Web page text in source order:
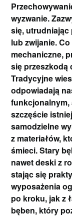
wyzwanie.
się, utrudniając
lub zwijanie.
mechaniczne,
się przeszkodą
Tradycyjne
odpowiadają
funkcjonalnym,
szczęście
samodzielne
z materiałów,
śmieci. Stary
nawet deski z
stając się
wyposażenia
po kroku, jak z
bęben, który